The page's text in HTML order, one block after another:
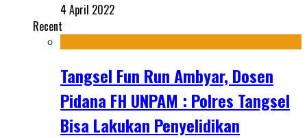
4 April 2022
Recent
Tangsel Fun Run Ambyar, Dosen
Pidana FH UNPAM : Polres Tangsel
Bisa Lakukan Penyelidikan